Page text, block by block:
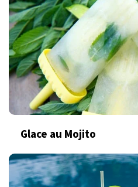
Glace au Mojito